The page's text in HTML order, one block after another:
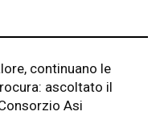
continuano le
ascoltato il
Asi